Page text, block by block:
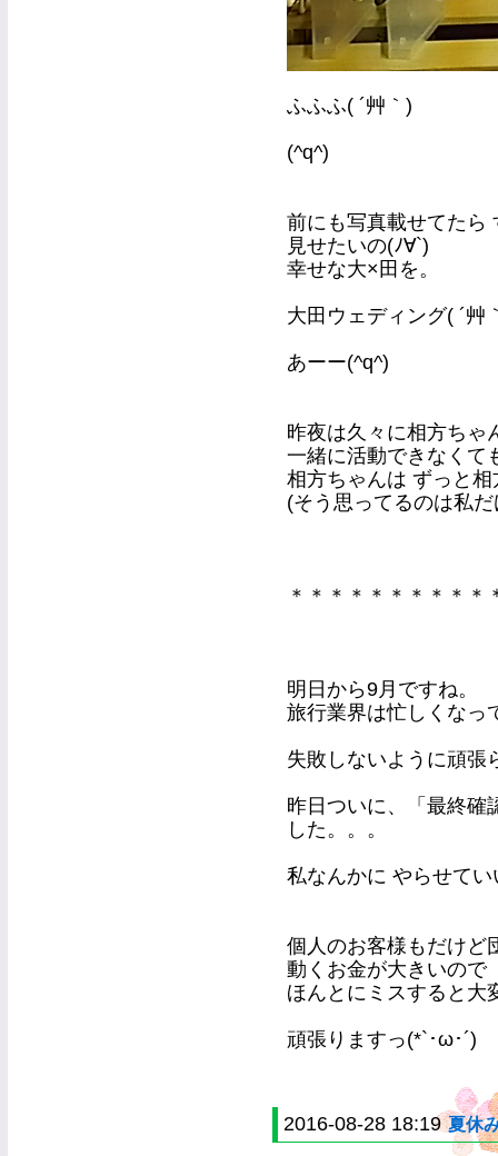
ふふふ( ´艸｀)
(^q^)
前にも写真載せてたら
見せたいの(ﾉ∀`)
幸せな大×田を。
大田ウェディング( ´
あーー(^q^)
昨夜は久々に相方ちゃ
一緒に活動できなくて
相方ちゃんは ずっと
(そう思ってるのは私
＊＊＊＊＊＊＊＊＊＊
明日から9月ですね。
旅行業界は忙しくなっ
失敗しないように頑張
昨日ついに、「最終確
した。。。
私なんかに やらせてい
個人のお客様もだけど
動くお金が大きいので
ほんとにミスすると大
頑張りますっ(*`･ω･´)
2016-08-28 18:19 夏休